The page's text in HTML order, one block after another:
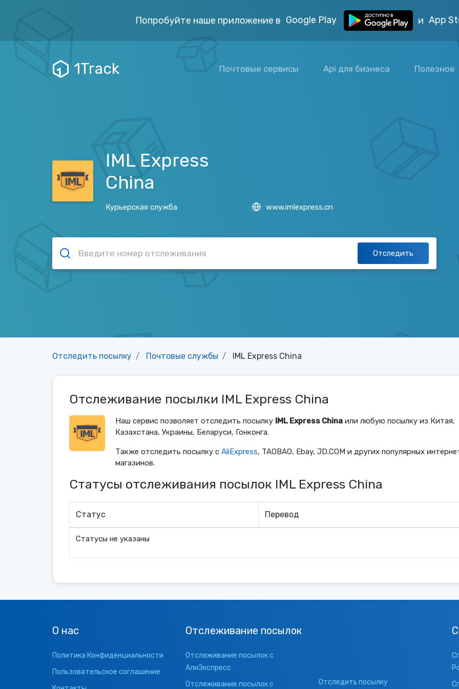
Попробуйте наше приложение в Google Play и App
1Track Почтовые сервисы Api для бизнеса Полезное
IML Express
China
Курьерская служба www.imlexpress.cn
Отследить
Отследить посылку Почтовые службы IML Express China
Отслеживание посылки IML Express China
Наш сервис позволяет отследить посылку IML Express China или любую посылку из Китая,
Казахстана, Украины, Беларуси, Гонконга.
Также отследить посылку с AliExpress, TAOBAO, Ebay, JD.COM и других популярных
магазинов.
Статусы отслеживания посылок IML Express China
Статус Перевод
Статусы не указаны
О нас
Политика Конфиденциальности
Пользовательское соглашение
Отслеживание посылок
Отслеживание посылок с
АлиЭкспресс
Отслеживание посылок с
Отследить посылку